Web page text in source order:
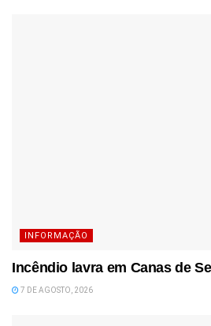
INFORMAÇÃO
Incêndio lavra em Canas de
7 DE AGOSTO, 2026